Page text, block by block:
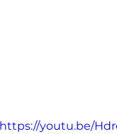
https://youtu.be/